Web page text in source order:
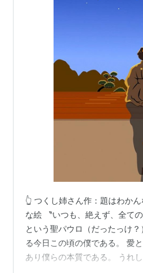
👆 つくし姉さん作：題はわか
な絵 〝いつも、絶えず、全て
という聖パウロ（だったっけ
る今日この頃の僕である。 愛
あり僕らの本質である。 うれ